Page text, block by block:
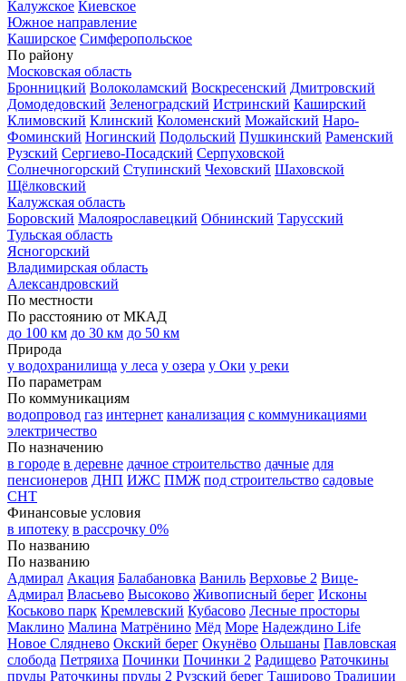
Калужское Киевское
Южное направление
Каширское Симферопольское
По району
Московская область
Бронницкий Волоколамский Воскресенский Дмитровский
Домодедовский Зеленоградский Истринский Каширский
Климовский Клинский Коломенский Можайский Наро-
Фоминский Ногинский Подольский Пушкинский Раменский
Рузский Сергиево-Посадский Серпуховской
Солнечногорский Ступинский Чеховский Шаховской
Щёлковский
Калужская область
Боровский Малоярославецкий Обнинский Тарусский
Тульская область
Ясногорский
Владимирская область
Александровский
По местности
По расстоянию от МКАД
до 100 км до 30 км до 50 км
Природа
у водохранилища у леса у озера у Оки у реки
По параметрам
По коммуникациям
водопровод газ интернет канализация с коммуникациями
электричество
По назначению
в городе в деревне дачное строительство дачные для
пенсионеров ДНП ИЖС ПМЖ под строительство садовые
СНТ
Финансовые условия
в ипотеку в рассрочку 0%
По названию
По названию
Адмирал Акация Балабановка Ваниль Верховье 2 Вице-
Адмирал Власьево Высоково Живописный берег Исконы
Коськово парк Кремлевский Кубасово Лесные просторы
Маклино Малина Матрёнино Мёд Море Надеждино Life
Новое Сляднево Окский берег Окунёво Ольшаны Павловская
слобода Петряиха Починки Починки 2 Радищево Раточкины
пруды Раточкины пруды 2 Рузский берег Таширово Традиции